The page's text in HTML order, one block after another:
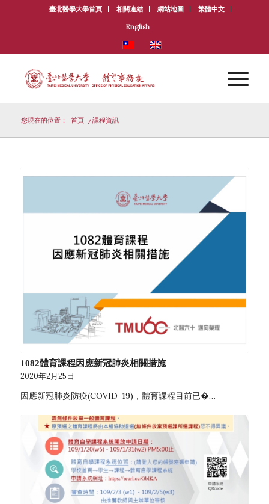
臺北醫學大學首頁 相關連結 網站地圖 繁體中文
English
您現在的位置： 首頁 / 課程資訊
1082體育課程因應新冠肺炎相關措施
2020年2月25日
因應新冠肺炎防疫(COVID-19)，體育課程目前已�…